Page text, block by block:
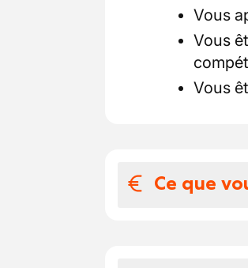
Vous
Vous
Vous
Ce que